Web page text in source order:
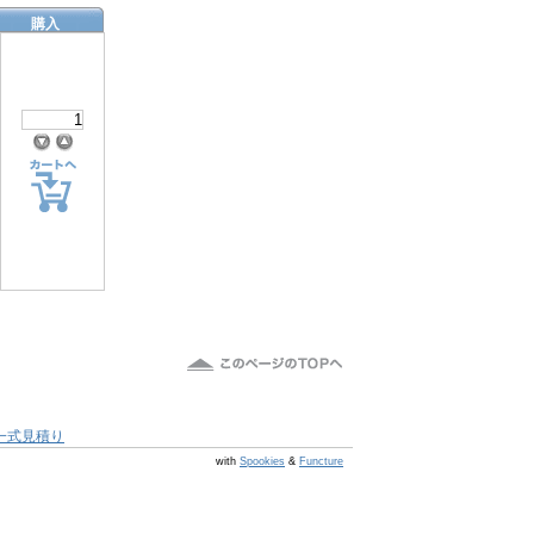
購入
式見積り
with Spookies & Functure